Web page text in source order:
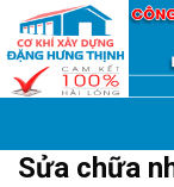
Skip
content
Sửa chữa